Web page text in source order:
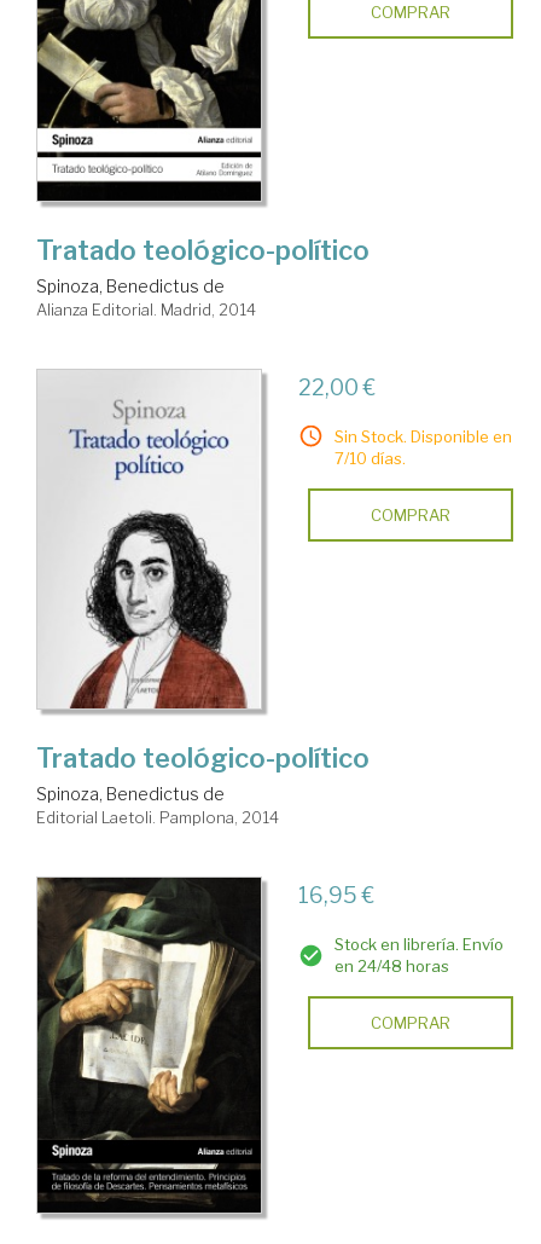
COMPRAR
Tratado teológico-político
Spinoza, Benedictus de
Alianza Editorial. Madrid, 2014
22,00 €
Sin Stock. Disponible en
7/10 días.
COMPRAR
Tratado teológico-político
Spinoza, Benedictus de
Editorial Laetoli. Pamplona, 2014
16,95 €
Stock en librería. Envío
en 24/48 horas
COMPRAR